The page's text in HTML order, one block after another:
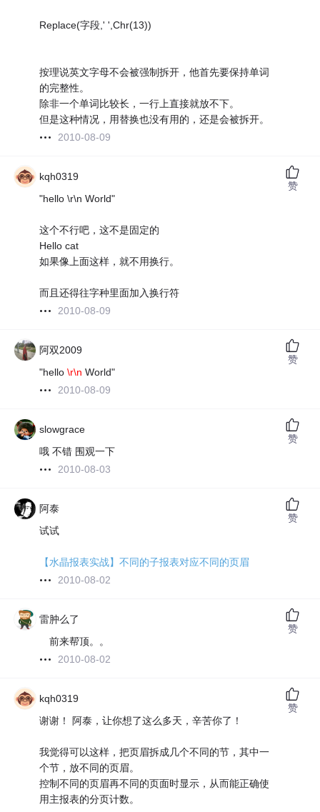
Replace(字段,' ',Chr(13))
按理说英文字母不会被强制拆开，他首先要保持单词
的完整性。
除非一个单词比较长，一行上直接就放不下。
但是这种情况，用替换也没有用的，还是会被拆开。
2010-08-09
kqh0319
"hello \r\n World"
这个不行吧，这不是固定的
Hello cat
如果像上面这样，就不用换行。
而且还得往字种里面加入换行符
2010-08-09
赞
阿双2009
"hello\r\n World"
2010-08-09
赞
slowgrace
哦 不错 围观一下
2010-08-03
赞
阿泰
试试
【水晶报表实战】不同的子报表对应不同的页眉
2010-08-02
赞
雷肿么了
前来帮顶。。
2010-08-02
赞
kqh0319
谢谢！ 阿泰，让你想了这么多天，辛苦你了！
我觉得可以这样，把页眉拆成几个不同的节，其中一
个节，放不同的页眉。
控制不同的页眉再不同的页面时显示，从而能正确使
用主报表的分页计数。
赞